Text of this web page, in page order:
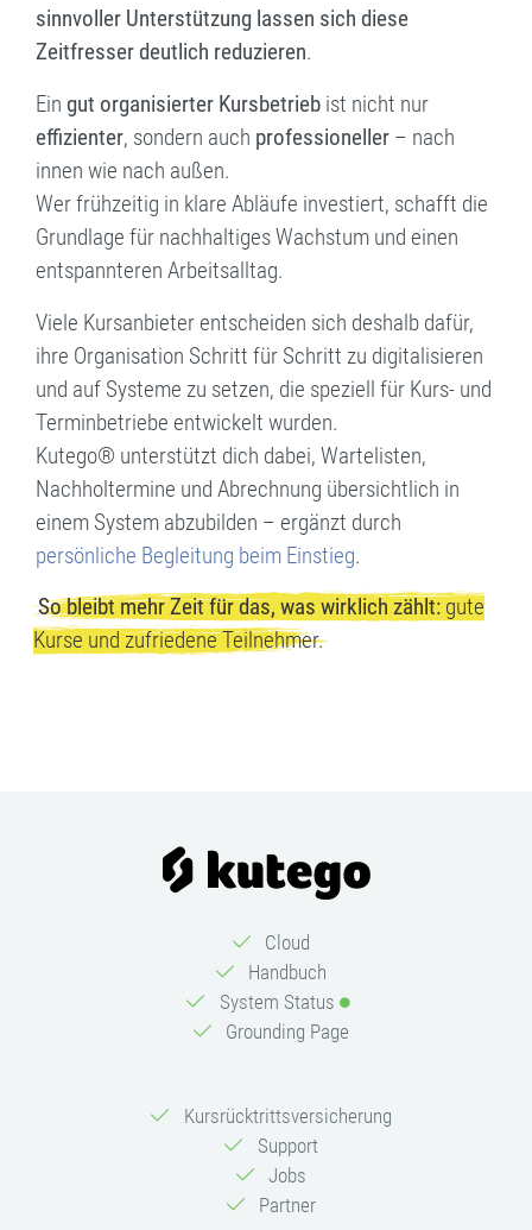
sinnvoller Unterstützung lassen sich diese
Zeitfresser deutlich reduzieren.
Ein gut organisierter Kursbetrieb ist nicht nur
effizienter, sondern auch professioneller – nach
innen wie nach außen.
Wer frühzeitig in klare Abläufe investiert, schafft die
Grundlage für nachhaltiges Wachstum und einen
entspannteren Arbeitsalltag.
Viele Kursanbieter entscheiden sich deshalb dafür,
ihre Organisation Schritt für Schritt zu digitalisieren
und auf Systeme zu setzen, die speziell für Kurs- und
Terminbetriebe entwickelt wurden.
Kutego® unterstützt dich dabei, Wartelisten,
Nachholtermine und Abrechnung übersichtlich in
einem System abzubilden – ergänzt durch
persönliche Begleitung beim Einstieg.
So bleibt mehr Zeit für das, was wirklich zählt:gute
Kurse und zufriedene Teilnehmer.
Cloud
Handbuch
System Status
Grounding Page
Kursrücktrittsversicherung
Support
Jobs
Partner